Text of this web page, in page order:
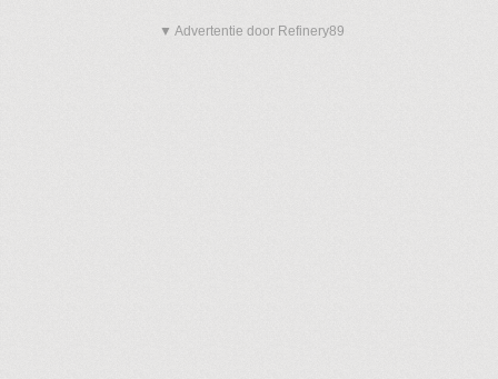
▼ Advertentie door Refinery89